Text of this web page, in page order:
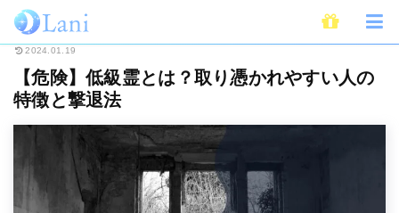
ホーム スピリチュアル 【危険】低級霊とは？取り憑かれやすい人の
2024.01.19
【危険】低級霊とは？取り憑かれやすい人の
特徴と撃退法